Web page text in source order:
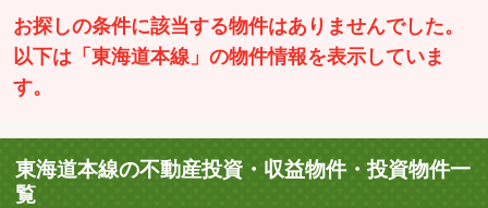
お探しの条件に該当する物件はありませんでした。
以下は「東海道本線」の物件情報を表示していま
す。
東海道本線の不動産投資・収益物件・投資物件一
覧